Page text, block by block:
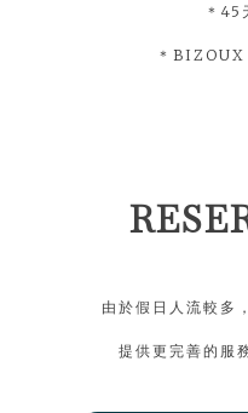
＊45
＊BIZOUX
由於假日人流較多
提供更完善的服